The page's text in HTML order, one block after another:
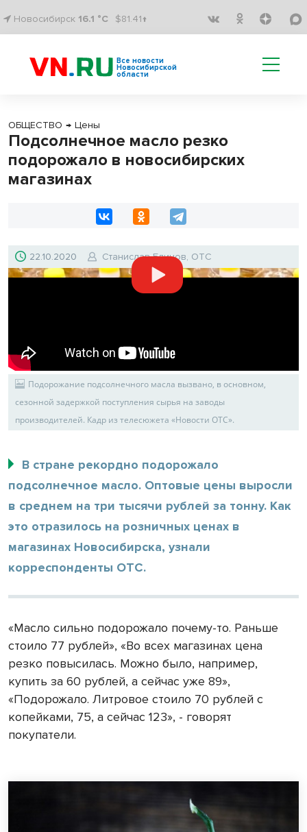
Новосибирск 16.1 °C $81.41↑
Все новости
Новосибирской
области
ОБЩЕСТВО → Цены
Подсолнечное масло резко
подорожало в новосибирских
магазинах
22.10.2020 Станислав Блинов, ОТС
Подорожание подсолнечного масла вызвано, в основном,
сезонной задержкой поступления сырья на заводы
производителей. Кадр из телесюжета «Новости ОТС».
В стране рекордно подорожало
подсолнечное масло. Оптовые цены выросли
в среднем на три тысячи рублей за тонну. Как
это отразилось на розничных ценах в
магазинах Новосибирска, узнали
корреспонденты ОТС.
«Масло сильно подорожало почему-то. Раньше
стоило 77 рублей», «Во всех магазинах цена
резко повысилась. Можно было, например,
купить за 60 рублей, а сейчас уже 89»,
«Подорожало. Литровое стоило 70 рублей с
копейками, 75, а сейчас 123», - говорят
покупатели.